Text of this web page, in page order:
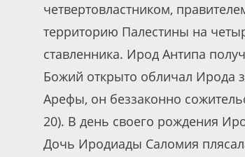
четвертовластником,
территорию Палестины на
ставленника. Ирод Антипа
Божий открыто обличал Ирода
Арефы, он беззаконно
20). В день своего рождения
Дочь Иродиады Саломия